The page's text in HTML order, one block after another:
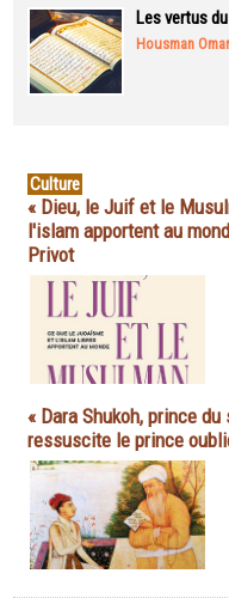
Les vertus
Housman
Culture
« Dieu, le Juif et le
l'islam apportent au
Privot
« Dara Shukoh, prince
ressuscite le prince